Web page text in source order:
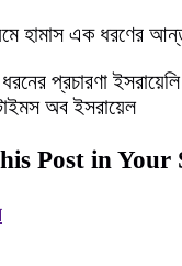
হামাস এক ধরণের
ধরনের প্রচারণা
অব ইসরায়েল
Post in Your